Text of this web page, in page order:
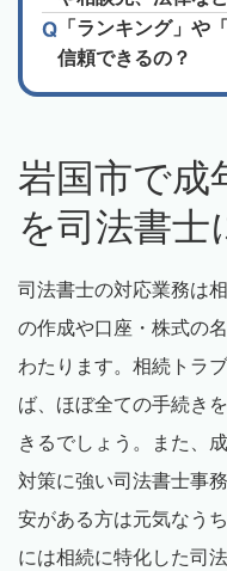
「ランキング」や
信頼できるの？
岩国市で成
を司法書士
司法書士の対応業務は
の作成や口座・株式の
わたります。相続トラ
ば、ほぼ全ての手続き
きるでしょう。また、
対策に強い司法書士事
安がある方は元気なう
には相続に特化した司